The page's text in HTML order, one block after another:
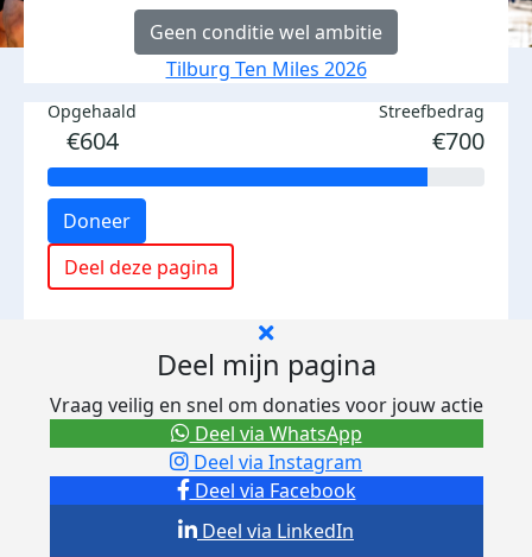
Geen conditie wel ambitie
Tilburg Ten Miles 2026
Opgehaald
€604
Streefbedrag
€700
Doneer
Deel deze pagina
Deel mijn pagina
Vraag veilig en snel om donaties voor jouw actie
Deel via Facebook
Deel via Instagram
Deel via LinkedIn
Deel via WhatsApp